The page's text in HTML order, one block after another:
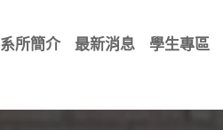
系所簡介 最新消息 學生專區